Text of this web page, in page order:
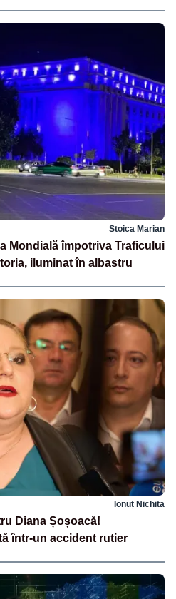
Stoica Marian
Mondială împotriva Traficului
iluminat în albastru
Ionuț Nichita
Diana Șoșoacă!
într-un accident rutier